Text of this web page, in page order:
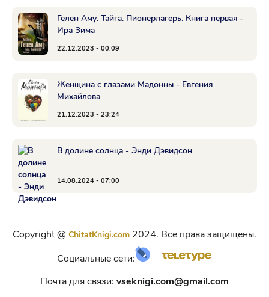
Гелен Аму. Тайга. Пионерлагерь. Книга первая -
Ира Зима
22.12.2023 - 00:09
Женщина с глазами Мадонны - Евгения
Михайлова
21.12.2023 - 23:24
В долине солнца - Энди Дэвидсон
14.08.2024 - 07:00
Copyright @ ChitatKnigi.com 2024. Все права защищены.
Социальные сети:
Почта для связи: vseknigi.com@gmail.com